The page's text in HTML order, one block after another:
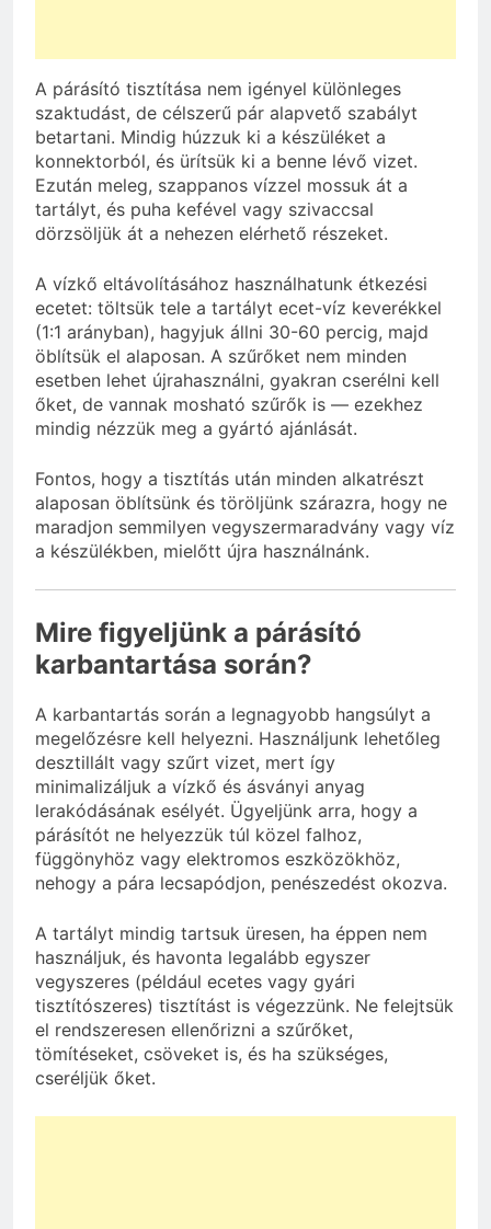
A párásító tisztítása nem igényel különleges
szaktudást, de célszerű pár alapvető szabályt
betartani. Mindig húzzuk ki a készüléket a
konnektorból, és ürítsük ki a benne lévő vizet.
Ezután meleg, szappanos vízzel mossuk át a
tartályt, és puha kefével vagy szivaccsal
dörzsöljük át a nehezen elérhető részeket.
A vízkő eltávolításához használhatunk étkezési
ecetet: töltsük tele a tartályt ecet-víz keverékkel
(1:1 arányban), hagyjuk állni 30-60 percig, majd
öblítsük el alaposan. A szűrőket nem minden
esetben lehet újrahasználni, gyakran cserélni kell
őket, de vannak mosható szűrők is — ezekhez
mindig nézzük meg a gyártó ajánlását.
Fontos, hogy a tisztítás után minden alkatrészt
alaposan öblítsünk és töröljünk szárazra, hogy ne
maradjon semmilyen vegyszermaradvány vagy víz
a készülékben, mielőtt újra használnánk.
Mire figyeljünk a párásító
karbantartása során?
A karbantartás során a legnagyobb hangsúlyt a
megelőzésre kell helyezni. Használjunk lehetőleg
desztillált vagy szűrt vizet, mert így
minimalizáljuk a vízkő és ásványi anyag
lerakódásának esélyét. Ügyeljünk arra, hogy a
párásítót ne helyezzük túl közel falhoz,
függönyhöz vagy elektromos eszközökhöz,
nehogy a pára lecsapódjon, penészedést okozva.
A tartályt mindig tartsuk üresen, ha éppen nem
használjuk, és havonta legalább egyszer
vegyszeres (például ecetes vagy gyári
tisztítószeres) tisztítást is végezzünk. Ne felejtsük
el rendszeresen ellenőrizni a szűrőket,
tömítéseket, csöveket is, és ha szükséges,
cseréljük őket.